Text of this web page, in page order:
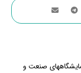
صنعت و